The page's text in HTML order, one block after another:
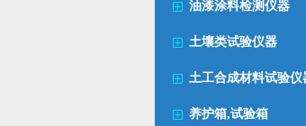
油漆涂料检测仪器
土壤类试验仪器
土工合成材料试验仪
养护箱,试验箱